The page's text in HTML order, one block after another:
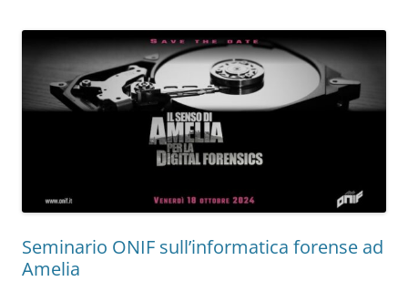
Seminario ONIF sull’informatica forense ad
Amelia